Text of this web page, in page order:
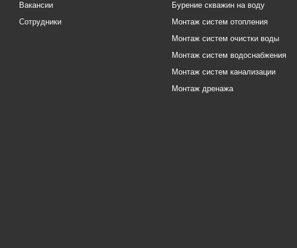
Вакансии
Сотрудники
Бурение скважин на воду
Монтаж систем отопления
Монтаж систем очистки воды
Монтаж систем водоснабжения
Монтаж систем канализации
Монтаж дренажа